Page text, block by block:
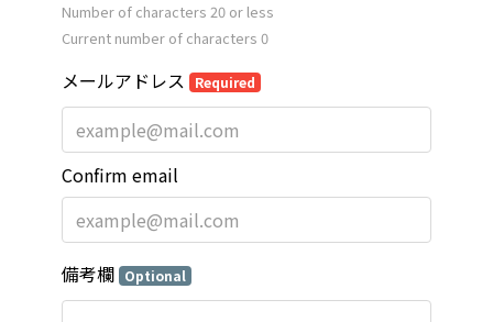
Number of characters 20 or less
Current number of characters 0
メールアドレス Required
Confirm email
備考欄 Optional